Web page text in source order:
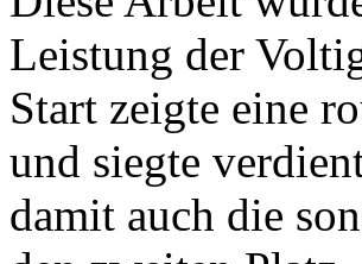
Leistung der
Start zeigte eine
und siegte
damit auch die